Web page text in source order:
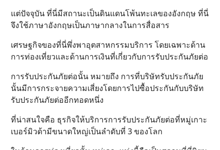
แต่ปัจจุบัน ที่นี่มีสถานะเป็นดินแดนโพ้นทะเลของอังกฤษ ที่นี่
จึงใช้ภาษาอังกฤษเป็นภาษากลางในการสื่อสาร
เศรษฐกิจของที่นี่พึ่งพาอุตสาหกรรมบริการ โดยเฉพาะด้าน
การท่องเที่ยวและด้านการเงินที่เกี่ยวกับการรับประกันภัยต่อ
การรับประกันภัยต่อนั้น หมายถึง การที่บริษัทรับประกันภัย
นั้นมีการกระจายความเสี่ยงโดยการไปซื้อประกันกับบริษัท
รับประกันภัยต่ออีกทอดหนึ่ง
ที่น่าสนใจคือ ธุรกิจให้บริการการรับประกันภัยต่อที่หมู่เกาะ
เบอร์มิวด้ามีขนาดใหญ่เป็นลำดับที่ 3 ของโลก